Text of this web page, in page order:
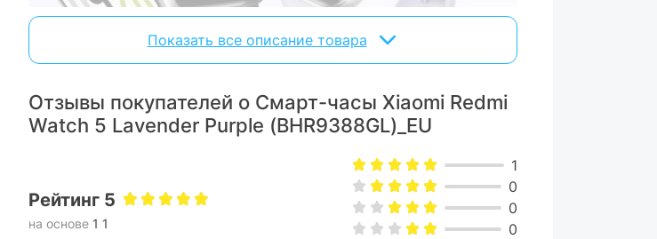
Максимум экрана, минимум рамок
отличается увеличенным AMOLED-дисплеем 2,07 дюйма
с ультратонкими рамками, которые почти не заметны. Это означает
больше пространства для информации и более удобное управление
Показать все описание товара
Отзывы покупателей о Смарт-часы Xiaomi Redmi
Watch 5 Lavender Purple (BHR9388GL)_EU
Рейтинг 5
на основе 1 1
1
0
0
0